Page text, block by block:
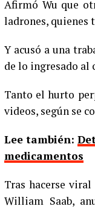
Afirmó Wu que
ladrones, quienes
Y acusó a una
de lo ingresado al
Tanto el hurto
videos, según se
Lee también:
medicamentos
Tras hacerse
William Saab,